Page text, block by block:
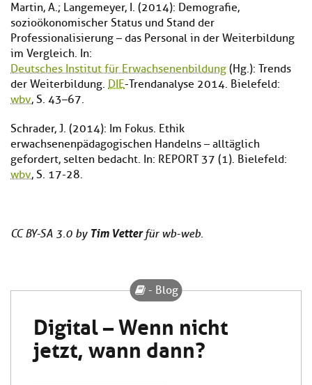
Martin, A.; Langemeyer, I. (2014): Demografie,
sozioökonomischer Status und Stand der
Professionalisierung – das Personal in der Weiterbildung
im Vergleich. In:
Deutsches Institut für Erwachsenenbildung (Hg.): Trends
der Weiterbildung. DIE-Trendanalyse 2014. Bielefeld:
wbv, S. 43–67.
Schrader, J. (2014): Im Fokus. Ethik
erwachsenenpädagogischen Handelns – alltäglich
gefordert, selten bedacht. In: REPORT 37 (1). Bielefeld:
wbv, S. 17-28.
CC BY-SA 3.0 by Tim Vetterfür wb-web.
Digital – Wenn nicht
jetzt, wann dann?
- Blog